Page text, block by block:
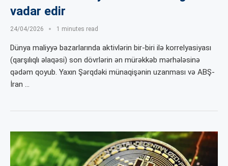
vadar edir
24/04/2026 1 minutes read
Dünya maliyyə bazarlarında aktivlərin bir-biri ilə korrelyasiyası
(qarşılıqlı əlaqəsi) son dövrlərin ən mürəkkəb mərhələsinə
qədəm qoyub. Yaxın Şərqdəki münaqişənin uzanması və ABŞ-
İran …